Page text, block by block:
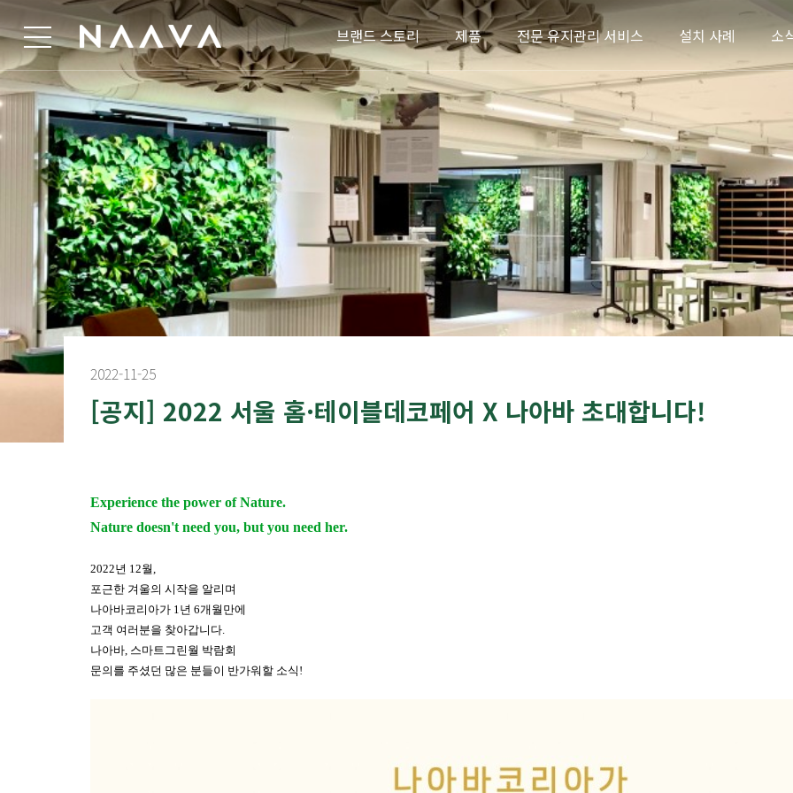
브랜드 스토리 제품 전문 유지관리 서비스 설치 사례 소
2022-11-25
[공지] 2022 서울 홈·테이블데코페어 X 나아바 초대합니다!
Experience the power of Nature.
Nature doesn't need you, but you need her.
2022년 12월,
포근한 겨울의 시작을 알리며
나아바코리아가 1년 6개월만에
고객 여러분을 찾아갑니다.
나아바, 스마트그린월 박람회
문의를 주셨던 많은 분들이 반가워할 소식!